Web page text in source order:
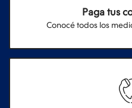
Paga tus
Conocé todos los